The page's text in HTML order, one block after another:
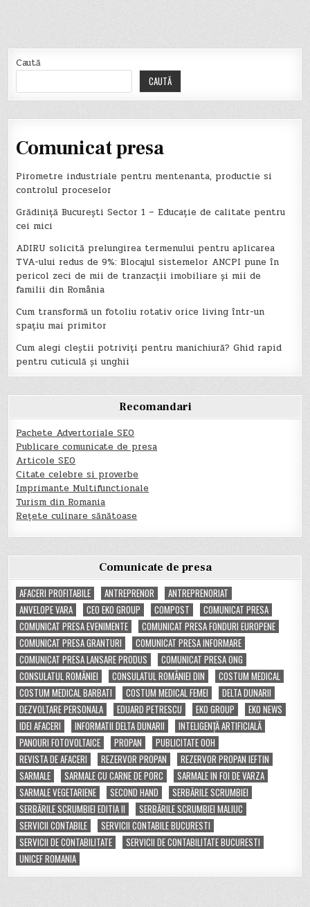
Caută
CAUTĂ
Comunicat presa
Pirometre industriale pentru mentenanta, productie si
controlul proceselor
Grădiniță București Sector 1 – Educație de calitate pentru
cei mici
ADIRU solicită prelungirea termenului pentru aplicarea
TVA-ului redus de 9%: Blocajul sistemelor ANCPI pune în
pericol zeci de mii de tranzacții imobiliare și mii de
familii din România
Cum transformă un fotoliu rotativ orice living într-un
spațiu mai primitor
Cum alegi cleștii potriviți pentru manichiură? Ghid rapid
pentru cuticulă și unghii
Recomandari
Pachete Advertoriale SEO
Publicare comunicate de presa
Articole SEO
Citate celebre si proverbe
Imprimante Multifunctionale
Turism din Romania
Rețete culinare sănătoase
Comunicate de presa
AFACERI PROFITABILE
ANTREPRENOR
ANTREPRENORIAT
ANVELOPE VARA
CEO EKO GROUP COMPOST
COMUNICAT PRESA
COMUNICAT PRESA EVENIMENTE
COMUNICAT PRESA FONDURI EUROPENE
COMUNICAT PRESA GRANTURI
COMUNICAT PRESA INFORMARE
COMUNICAT PRESA LANSARE PRODUS
COMUNICAT PRESA ONG
CONSULATUL ROMÂNIEI
CONSULATUL ROMÂNIEI DIN
COSTUM MEDICAL
COSTUM MEDICAL BARBATI
COSTUM MEDICAL FEMEI
DELTA DUNARII
DEZVOLTARE PERSONALA
EDUARD PETRESCU EKO GROUP
EKO NEWS
IDEI AFACERI
INFORMATII DELTA DUNARII
INTELIGENȚĂ ARTIFICIALĂ
PANOURI FOTOVOLTAICE
PROPAN
PUBLICITATE OOH
REVISTA DE AFACERI
REZERVOR PROPAN
REZERVOR PROPAN IEFTIN
SARMALE
SARMALE CU CARNE DE PORC
SARMALE IN FOI DE VARZA
SARMALE VEGETARIENE
SECOND HAND
SERBĂRILE SCRUMBIEI
SERBĂRILE SCRUMBIEI EDITIA II
SERBĂRILE SCRUMBIEI MALIUC
SERVICII CONTABILE
SERVICII CONTABILE BUCURESTI
SERVICII DE CONTABILITATE
SERVICII DE CONTABILITATE BUCURESTI
UNICEF ROMANIA